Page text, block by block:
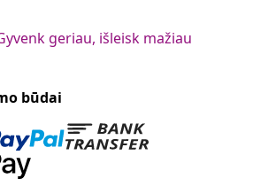
geriau, išleisk mažiau
būdai